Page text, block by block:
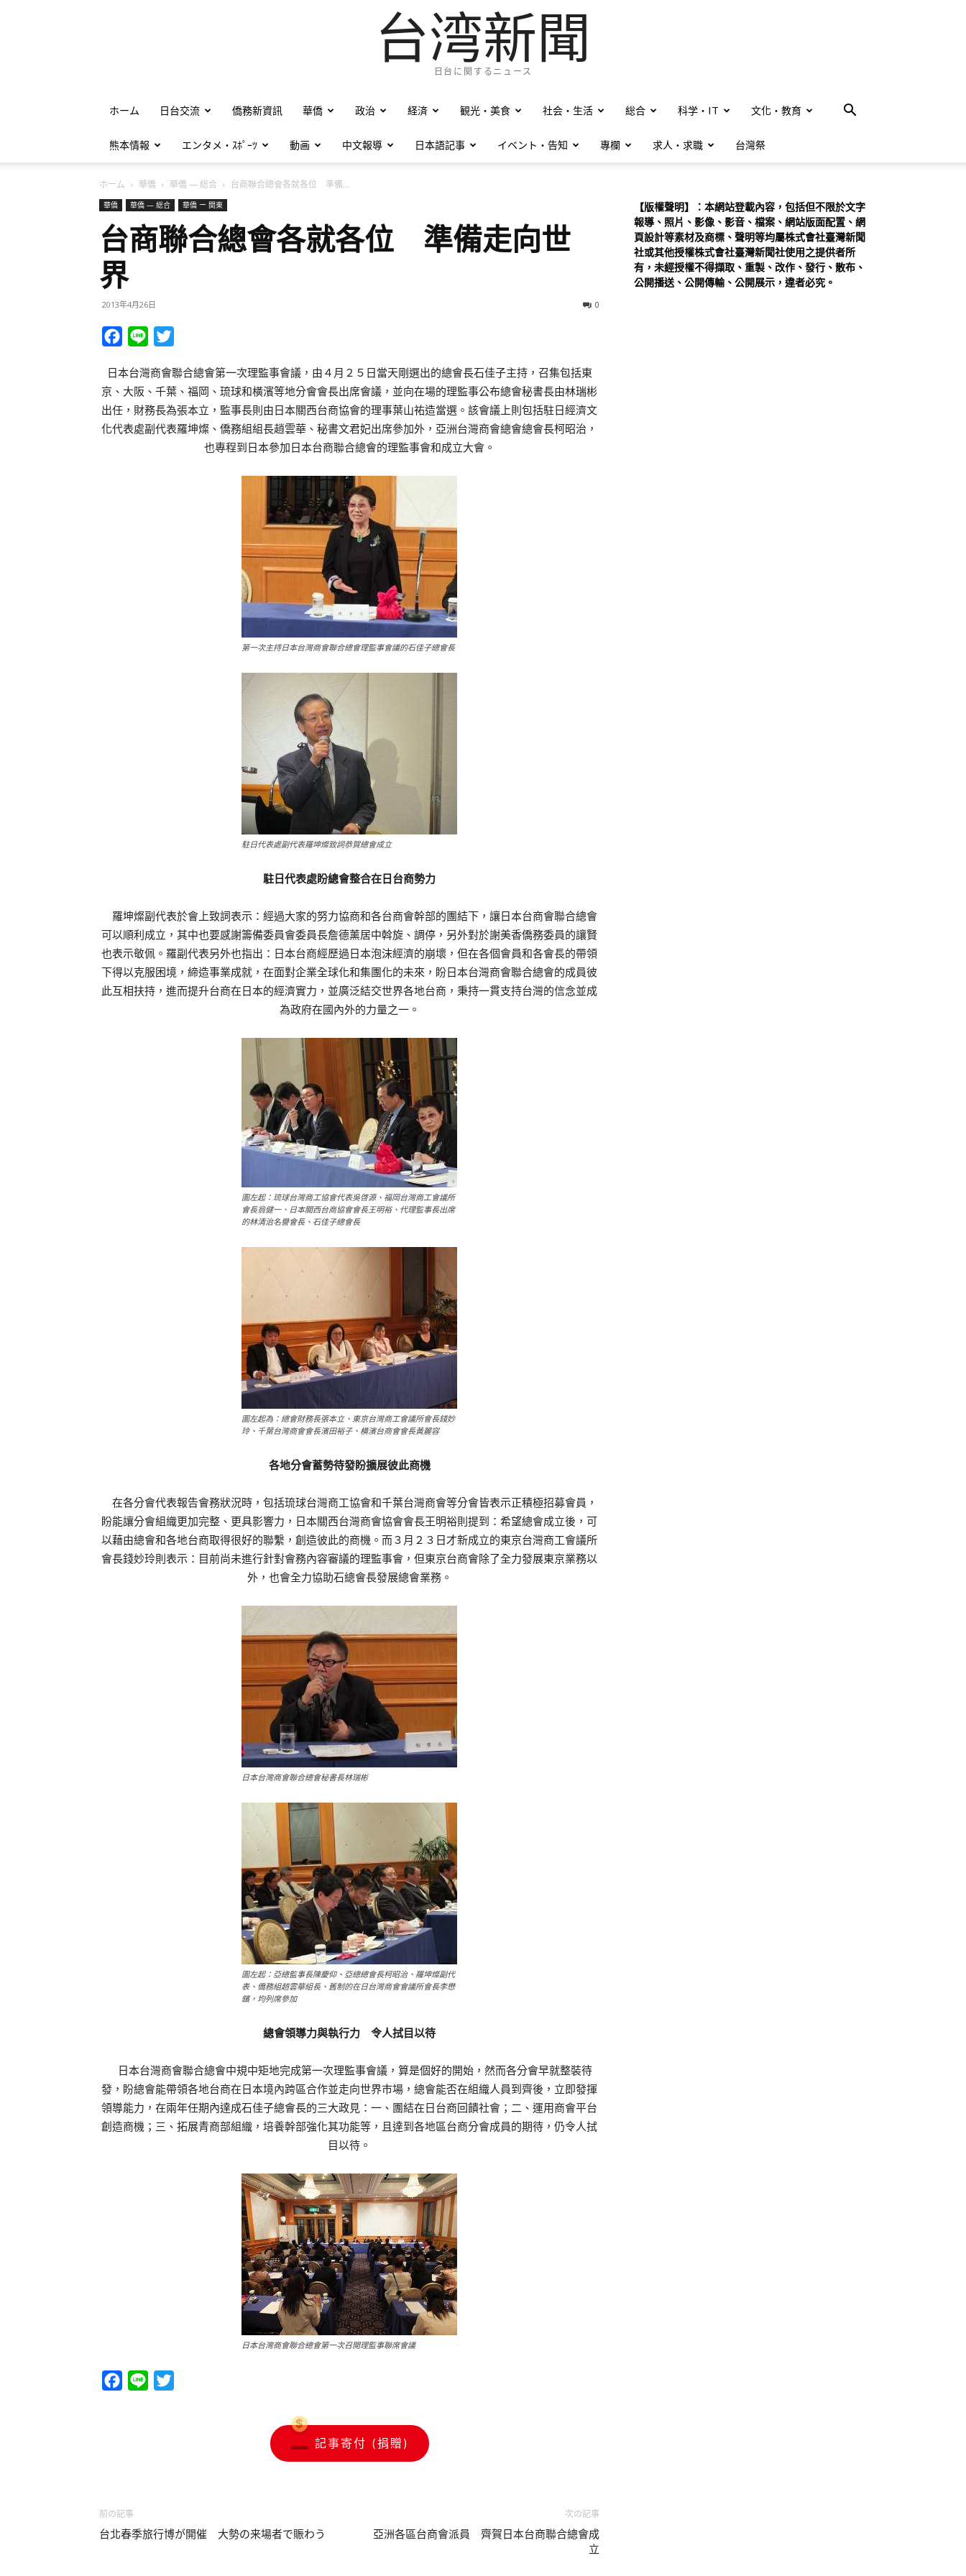
台湾新聞
日台に関するニュース
ホーム 日台交流 僑務新資訊 華僑 政治 経済 観光・美食 社会・生活 総合 科学・IT 文化・教育
熊本情報 エンタメ・ｽﾎﾟｰﾂ 動画 中文報導 日本語記事 イベント・告知 專欄 求人・求職 台灣祭
ホーム 華僑 華僑 — 総合 台商聯合總會各就各位 準備...
華僑 華僑 — 総合 華僑 ー 関東
台商聯合總會各就各位 準備走向世
界
2013年4月26日 0
Facebook
Line
日本台灣商會聯合總會第一次理監事會議，由４月２５日當天剛選出的總會長石佳子主持，召集包括東
京、大阪、千葉、福岡、琉球和橫濱等地分會會長出席會議，並向在場的理監事公布總會秘書長由林瑞彬
出任，財務長為張本立，監事長則由日本關西台商協會的理事葉山祐造當選。該會議上則包括駐日經濟文
化代表處副代表羅坤燦、僑務組組長趙雲華、秘書文君妃出席參加外，亞洲台灣商會總會總會長柯昭治，
也專程到日本參加日本台商聯合總會的理監事會和成立大會。
第一次主持日本台灣商會聯合總會理監事會議的石佳子總會長
駐日代表處副代表羅坤燦致詞恭賀總會成立
駐日代表處盼總會整合在日台商勢力
羅坤燦副代表於會上致詞表示：經過大家的努力協商和各台商會幹部的團結下，讓日本台商會聯合總會
可以順利成立，其中也要感謝籌備委員會委員長詹德薰居中斡旋、調停，另外對於謝美香僑務委員的讓賢
也表示敬佩。羅副代表另外也指出：日本台商經歷過日本泡沫經濟的崩壞，但在各個會員和各會長的帶領
下得以克服困境，締造事業成就，在面對企業全球化和集團化的未來，盼日本台灣商會聯合總會的成員彼
此互相扶持，進而提升台商在日本的經濟實力，並廣泛結交世界各地台商，秉持一貫支持台灣的信念並成
為政府在國內外的力量之一。
圖左起：琉球台灣商工協會代表吳啓源、福岡台灣商工會議所
會長翁健一、日本關西台商協會會長王明裕、代理監事長出席
的林清治名譽會長、石佳子總會長
圖左起為：總會財務長張本立、東京台灣商工會議所會長錢妙
玲、千葉台灣商會會長濱田裕子、橫濱台商會會長黃麗容
各地分會蓄勢待發盼擴展彼此商機
在各分會代表報告會務狀況時，包括琉球台灣商工協會和千葉台灣商會等分會皆表示正積極招募會員，
盼能讓分會組織更加完整、更具影響力，日本關西台灣商會協會會長王明裕則提到：希望總會成立後，可
以藉由總會和各地台商取得很好的聯繫，創造彼此的商機。而３月２３日才新成立的東京台灣商工會議所
會長錢妙玲則表示：目前尚未進行針對會務內容審議的理監事會，但東京台商會除了全力發展東京業務以
外，也會全力協助石總會長發展總會業務。
日本台灣商會聯合總會秘書長林瑞彬
圖左起：亞總監事長陳慶仰、亞總總會長柯昭治、羅坤燦副代
表、僑務組趙雲華組長、舊制的在日台灣商會會議所會長李懋
鑌，均列席參加
總會領導力與執行力 令人拭目以待
日本台灣商會聯合總會中規中矩地完成第一次理監事會議，算是個好的開始，然而各分會早就整裝待
發，盼總會能帶領各地台商在日本境內跨區合作並走向世界市場，總會能否在組織人員到齊後，立即發揮
領導能力，在兩年任期內達成石佳子總會長的三大政見：一、團結在日台商回饋社會；二、運用商會平台
創造商機；三、拓展青商部組織，培養幹部強化其功能等，且達到各地區台商分會成員的期待，仍令人拭
目以待。
日本台灣商會聯合總會第一次召開理監事聯席會議
Facebook
Line
記事寄付 (捐贈)
前の記事
台北春季旅行博が開催 大勢の来場者で賑わう
次の記事
亞洲各區台商會派員 齊賀日本台商聯合總會成
立
【版權聲明】：本網站登載內容，包括但不限於文字
報導、照片、影像、影音、檔案、網站版面配置、網
頁設計等素材及商標、聲明等均屬株式會社臺灣新聞
社或其他授權株式會社臺灣新聞社使用之提供者所
有，未經授權不得擷取、重製、改作、發行、散布、
公開播送、公開傳輸、公開展示，違者必究。